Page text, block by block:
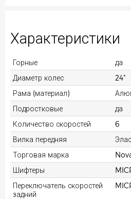
Характеристики
Горные
да
Диаметр колес
24"
Рама (материал)
Подростковые
да
Количество скоростей
6
Вилка передняя
Торговая марка
Шифтеры
Переключатель скоростей
задний